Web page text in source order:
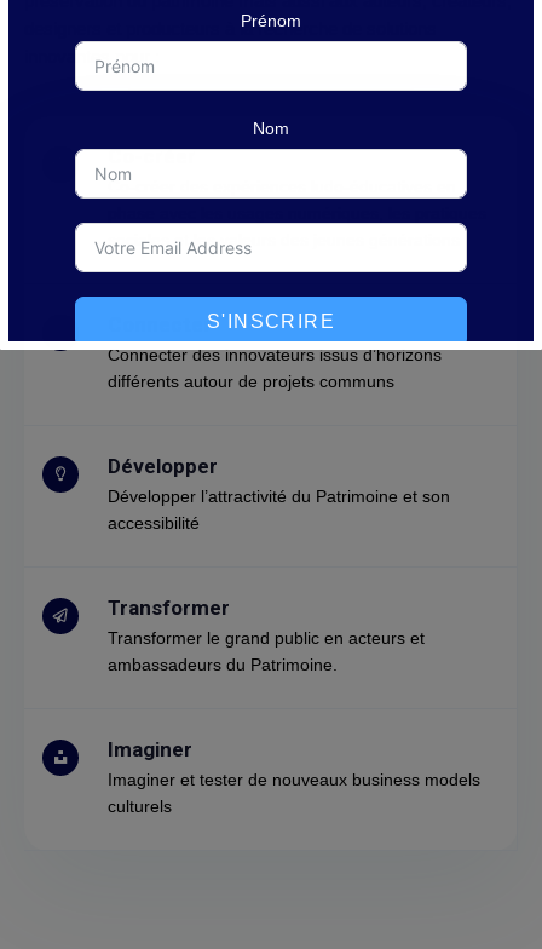
designers et producteurs à la recherche de solutions
innovantes pour :
Co-créer
Co-créer des expériences ludo-éducatives en
sociales et les valeurs des jeunes générations
Connecter
Connecter des innovateurs issus d’horizons
différents autour de projets communs
Développer
Développer l’attractivité du Patrimoine et son
accessibilité
Transformer
Transformer le grand public en acteurs et
ambassadeurs du Patrimoine.
Imaginer
Imaginer et tester de nouveaux business models
culturels
Prénom
Nom
S'INSCRIRE